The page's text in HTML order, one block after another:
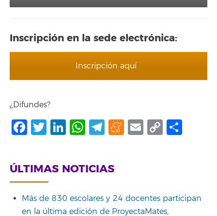
Inscripción en la sede electrónica:
Inscripción aquí
¿Difundes?
Facebook
Twitter
LinkedIn
WhatsApp
Telegram
Meneame
Email
Copy
ÚLTIMAS NOTICIAS
Más de 830 escolares y 24 docentes participan
en la última edición de ProyectaMates,